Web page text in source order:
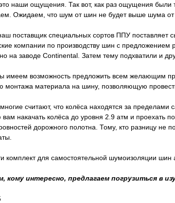
наши ощущения. Так вот, как раз ощущения были
Ожидаем, что шум от шин не будет выше шума от
поставщик специальных сортов ППУ поставляет
компании по производству шин с
на заводе Continental. Затем тему подхватили и
имеем возможность предложить всем желающим
монтажа материала на шину, позволяющую
считают, что колёса находятся за
вам накачать колёса до уровня 2.9 атм и
дорожного полотна. Тому, кто разницу не
комплект для самостоятельной шумоизоляции
кому интересно, предлагаем погрузиться в